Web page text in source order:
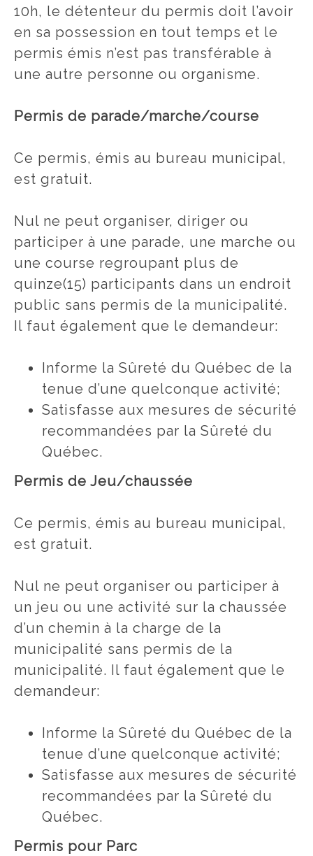
10h, le détenteur du permis doit l’avoir
en sa possession en tout temps et le
permis émis n’est pas transférable à
une autre personne ou organisme.
Permis de parade/marche/course
Ce permis, émis au bureau municipal,
est gratuit.
Nul ne peut organiser, diriger ou
participer à une parade, une marche ou
une course regroupant plus de
quinze(15) participants dans un endroit
public sans permis de la municipalité.
Il faut également que le demandeur:
Informe la Sûreté du Québec de la
tenue d’une quelconque activité;
Satisfasse aux mesures de sécurité
recommandées par la Sûreté du
Québec.
Permis de Jeu/chaussée
Ce permis, émis au bureau municipal,
est gratuit.
Nul ne peut organiser ou participer à
un jeu ou une activité sur la chaussée
d’un chemin à la charge de la
municipalité sans permis de la
municipalité. Il faut également que le
demandeur:
Informe la Sûreté du Québec de la
tenue d’une quelconque activité;
Satisfasse aux mesures de sécurité
recommandées par la Sûreté du
Québec.
Permis pour Parc